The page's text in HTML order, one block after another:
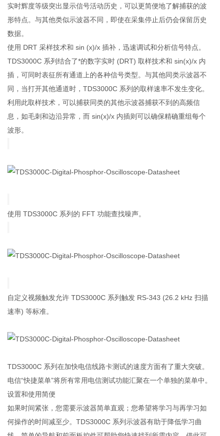
实时辉度等级突出显示信号活动历史，可以更简便地了解捕获的波
形特点。与其他类似示波器不同，即使在采集停止后仍会保留历史
数据。
使用 DRT 采样技术和 sin (x)/x 插补，迅速调试和分析信号特点。
TDS3000C 系列结合了*的数字实时 (DRT) 取样技术和 sin(x)/x 内
插，可同时表征所有通道上的各种信号类型。与其他同类示波器不
同，当打开其他通道时，TDS3000C 系列的取样速率不发生变化。
利用此取样技术，可以捕获同类的其他示波器捕获不到的高频信
息，如毛刺和边沿异常，而 sin(x)/x 内插则可以确保精确重组每个
波形。
使用 TDS3000C 系列的 FFT 功能查找噪声。
自定义视频触发允许 TDS3000C 系列触发 RS-343 (26.2 kHz 扫描
速率) 等标准。
TDS3000C 系列在加快电信线路卡测试的速度方面有了重大突破。
电信“快捷菜单”将所有常用电信测试功能汇聚在一个单独的菜单中。
设置和使用简便
如果时间紧张，您需要示波器简单直观；您希望将学习与再学习如
何操作的时间减至少。TDS3000C 系列示波器有助于降低学习曲